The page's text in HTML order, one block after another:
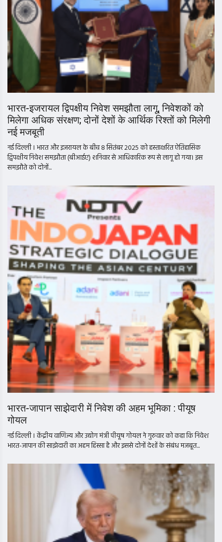
भारत-इजरायल द्विपक्षीय निवेश समझौता लागू, निवेशकों को
मिलेगा अधिक संरक्षण; दोनों देशों के आर्थिक रिश्तों को मिलेगी
नई मजबूती
नई दिल्ली । भारत और इजरायल के बीच 8 सितंबर 2025 को हस्ताक्षरित ऐतिहासिक
द्विपक्षीय निवेश समझौता (बीआईए) शनिवार से आधिकारिक रूप से लागू हो गया। इस
समझौते को दोनों...
भारत-जापान साझेदारी में निवेश की अहम भूमिका : पीयूष
गोयल
नई दिल्ली । केंद्रीय वाणिज्य और उद्योग मंत्री पीयूष गोयल ने गुरुवार को कहा कि निवेश
भारत-जापान की साझेदारी का अहम हिस्सा है और इससे दोनों देशों के संबंध मजबूत...